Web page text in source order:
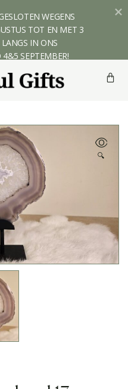
🔍
WEGENS
TOT EN MET 3
IN ONS
SEPTEMBER!